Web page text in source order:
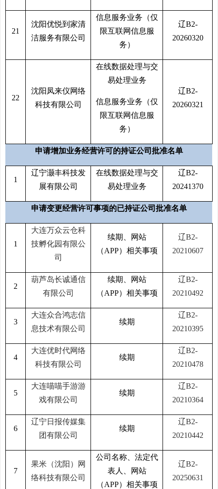
21
沈阳优悦到家清
洁服务有限公司
信息服务业务（仅
限互联网信息服
务）
辽B2-
20260320
22
沈阳凤来仪网络
科技有限公司
在线数据处理与交
易处理业务
信息服务业务（仅
限互联网信息服
务）
辽B2-
20260321
申请增加业务经营许可的持证公司批准名单
1
辽宁灏丰科技发
展有限公司
在线数据处理与交
易处理业务
辽B2-
20241370
申请变更经营许可事项的已持证公司批准名单
1
大连万众云仓科
技孵化园有限公
司
续期、网站
（APP）相关事项
辽B2-
20210607
2
葫芦岛长诚通信
有限公司
续期、网站
（APP）相关事项
辽B2-
20210492
3
大连众合鸿志信
息技术有限公司
续期
辽B2-
20210395
4
大连优时代网络
科技有限公司
续期
辽B2-
20210478
5
大连喵喵手游游
戏有限公司
续期
辽B2-
20210364
6
辽宁日报传媒集
团有限公司
续期
辽B2-
20210442
7
果米（沈阳）网
络科技有限公司
公司名称、法定代
表人、网站
（APP）相关事项
辽B2-
20250631